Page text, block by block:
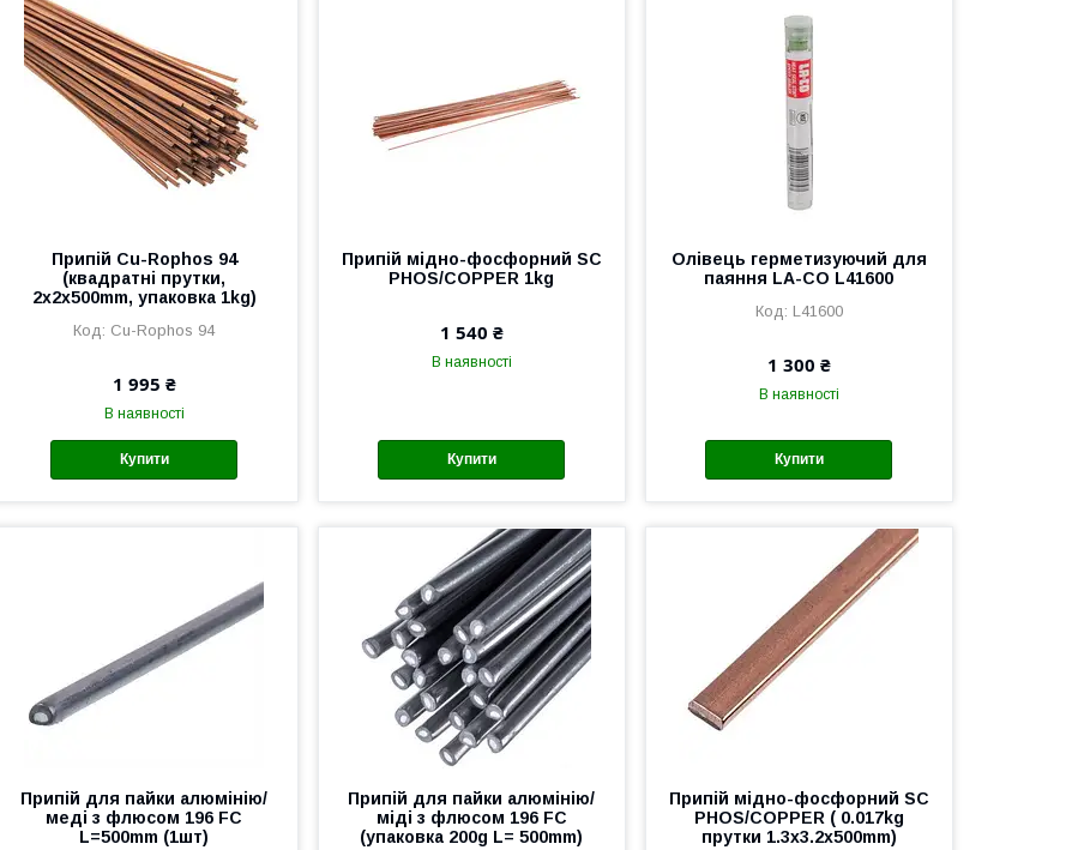
Припій Cu-Rophos 94
(квадратні прутки,
2x2x500mm, упаковка 1kg)
Cu-Rophos 94
1 995 ₴
В наявності
Купити
Припій мідно-фосфорний SC
PHOS/COPPER 1kg
1 540 ₴
В наявності
Купити
Олівець герметизуючий для
паяння LA-CO L41600
L41600
1 300 ₴
В наявності
Купити
Припій для пайки алюмінію/
меді з флюсом 196 FС
L=500mm (1шт)
Припій для пайки алюмінію/
міді з флюсом 196 FС
(упаковка 200g L= 500mm)
Припій мідно-фосфорний SC
PHOS/COPPER ( 0.017kg
прутки 1.3x3.2x500mm)